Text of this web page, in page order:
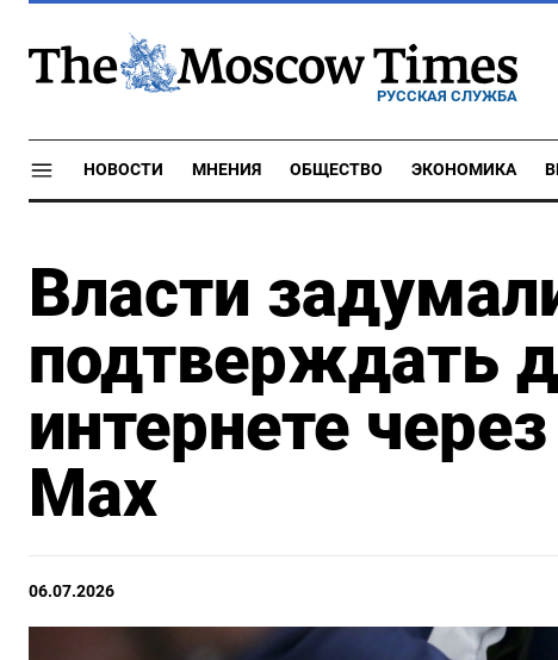
РУССКАЯ СЛУЖБА
НОВОСТИ МНЕНИЯ ОБЩЕСТВО ЭКОНОМИКА
Власти
подтверждать
интернете
Мах
06.07.2026